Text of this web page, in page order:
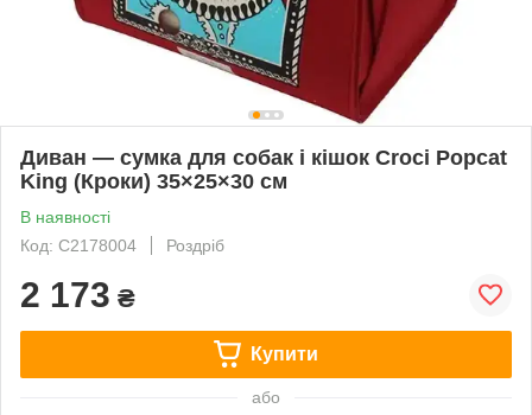
Диван — сумка для собак і кішок Croci Popcat
King (Кроки) 35×25×30 см
В наявності
Код: C2178004
Роздріб
2 173 ₴
Купити
або